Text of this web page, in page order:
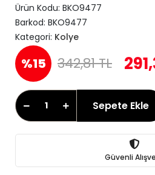
Ürün Kodu: BKO9477
Barkod: BKO9477
Kategori: Kolye
%15 342,81 TL
Sepete Ekle
Güvenli